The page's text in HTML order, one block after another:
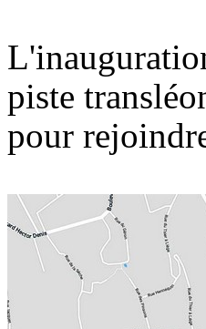
piste
pour